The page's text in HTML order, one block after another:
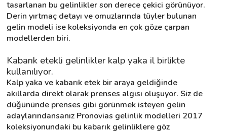
tasarlanan bu gelinlikler son derece çekici görünüyor.
Derin yırtmaç detayı ve omuzlarında tüyler bulunan
gelin modeli ise koleksiyonda en çok göze çarpan
modellerden biri.
Kabarık etekli gelinlikler kalp yaka il birlikte
kullanılıyor.
Kalp yaka ve kabarık etek bir araya geldiğinde
akıllarda direkt olarak prenses algısı oluşuyor. Siz de
düğününde prenses gibi görünmek isteyen gelin
adaylarındansanız Pronovias gelinlik modelleri 2017
koleksiyonundaki bu kabarık gelinliklere göz